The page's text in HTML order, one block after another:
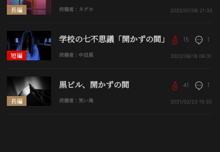
長編 投稿者：ネグホ 2022/07/06 21:33
短編
学校の七不思議「開かずの間」
投稿者：中目黒
15 1
2022/06/18 06:31
長編
黒ビル、開かずの間
投稿者：笑い馬
41 1
2021/02/23 15:33